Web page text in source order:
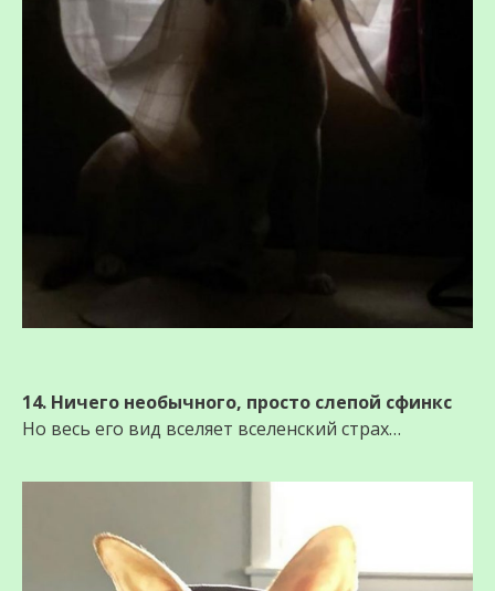
14. Ничего необычного, просто слепой сфинкс
Но весь его вид вселяет вселенский страх…